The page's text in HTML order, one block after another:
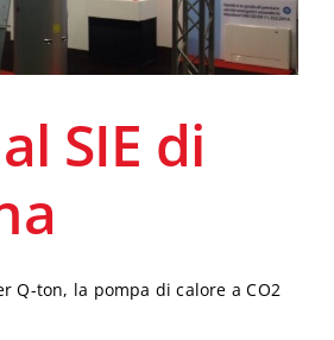
SIE di
Q-ton, la pompa di calore a CO2